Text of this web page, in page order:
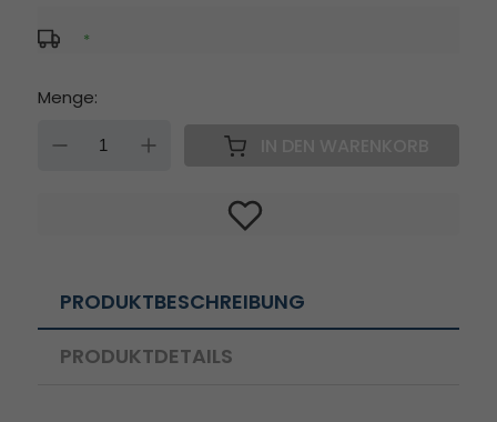
*
Menge:
DOWN
PRODUKTBESCHREIBUNG
PRODUKTDETAILS